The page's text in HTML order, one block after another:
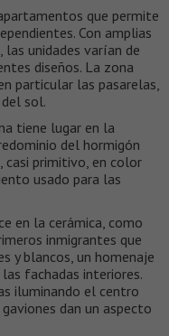
que permite
Con amplias
unidades varían de
diseños. La zona
particular las pasarelas,
sol.
tiene lugar en la
del hormigón
casi primitivo, en color
usado para las
en la cerámica, como
inmigrantes que
y blancos, un homenaje
fachadas interiores.
iluminando el centro
dan un aspecto